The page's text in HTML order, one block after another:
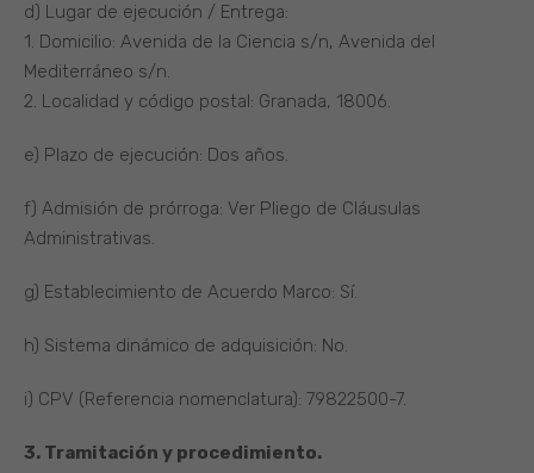
d) Lugar de ejecución / Entrega:
1. Domicilio: Avenida de la Ciencia s/n, Avenida del
Mediterráneo s/n.
2. Localidad y código postal: Granada, 18006.
e) Plazo de ejecución: Dos años.
f) Admisión de prórroga: Ver Pliego de Cláusulas
Administrativas.
g) Establecimiento de Acuerdo Marco: Sí.
h) Sistema dinámico de adquisición: No.
i) CPV (Referencia nomenclatura): 79822500-7.
3. Tramitación y procedimiento.